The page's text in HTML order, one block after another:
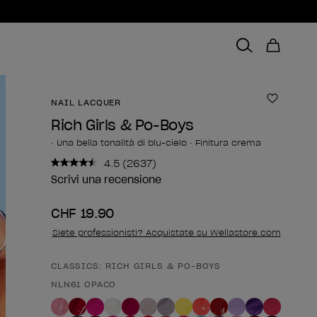
NAIL LACQUER
Rich Girls & Po-Boys
• Una bella tonalità di blu-cielo • Finitura crema
4.5 Leggi
2637
pagina.
(2637)
Scrivi una recensione
CHF 19.90
Siete professionisti? Acquistate su Wellastore.com
Forma del prodotto
CLASSICS: RICH GIRLS & PO-BOYS
NLN61 OPACO